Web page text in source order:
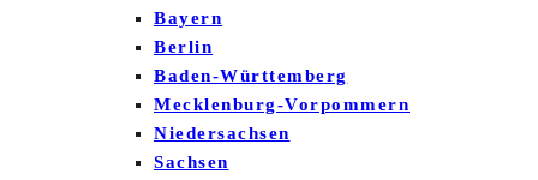
Bayern
Berlin
Baden-Württemberg
Mecklenburg-Vorpommern
Niedersachsen
Sachsen